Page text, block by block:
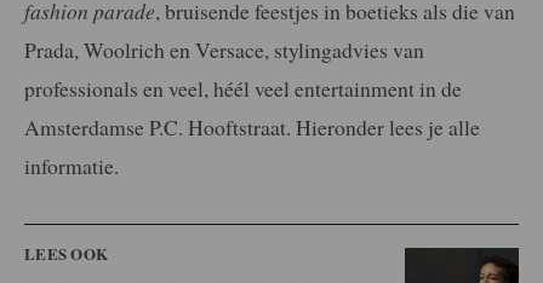
fashion parade, bruisende feestjes in boetieks als die van
Prada, Woolrich en Versace, stylingadvies van
professionals en veel, héél veel entertainment in de
Amsterdamse P.C. Hooftstraat. Hieronder lees je alle
informatie.
LEES OOK